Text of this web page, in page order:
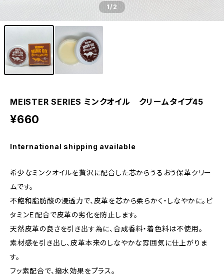
1/2
MEISTER SERIES ミンクオイル クリームタイプ45
¥660
International shipping available
希少なミンクオイルを贅沢に配合した芯からうるおう保革クリー
ムです。
不飽和脂肪酸の浸透力で、皮革を芯から柔らかく・しなやかに。ビ
タミンＥ配合で皮革の劣化を防止します。
天然皮革の良さを引き出す為に、合成香料・着色料は不使用。
素材感を引き出し、皮革本来のしなやかな雰囲気に仕上がりま
す。
フッ素配合で、撥水効果をプラス。